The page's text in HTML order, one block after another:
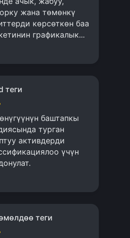
жана төмөнкү
көрсөткөн баа
графикалык...
теги
баштапкы
турган
активдерди
үчүн
теги